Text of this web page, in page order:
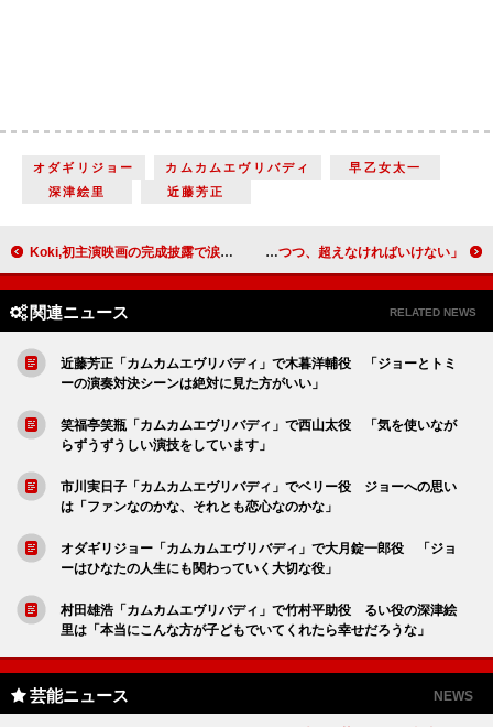
オダギリジョー カムカムエヴリバディ
早乙女太一
深津絵里
近藤芳正
Koki,初主演映画の完成披露で涙 「チームの皆さまに心の底から感謝」 横浜流星、天才ギャンブラー役で覚悟の銀髪に 「原作をリスペクトしつつ、超えなければいけない」
関連ニュース RELATED NEWS
近藤芳正「カムカムエヴリバディ」で木暮洋輔役 「ジョーとトミ
ーの演奏対決シーンは絶対に見た方がいい」
笑福亭笑瓶「カムカムエヴリバディ」で西山太役 「気を使いなが
らずうずうしい演技をしています」
市川実日子「カムカムエヴリバディ」でベリー役 ジョーへの思い
は「ファンなのかな、それとも恋心なのかな」
オダギリジョー「カムカムエヴリバディ」で大月錠一郎役 「ジョ
ーはひなたの人生にも関わっていく大切な役」
村田雄浩「カムカムエヴリバディ」で竹村平助役 るい役の深津絵
里は「本当にこんな方が子どもでいてくれたら幸せだろうな」
芸能ニュース NEWS